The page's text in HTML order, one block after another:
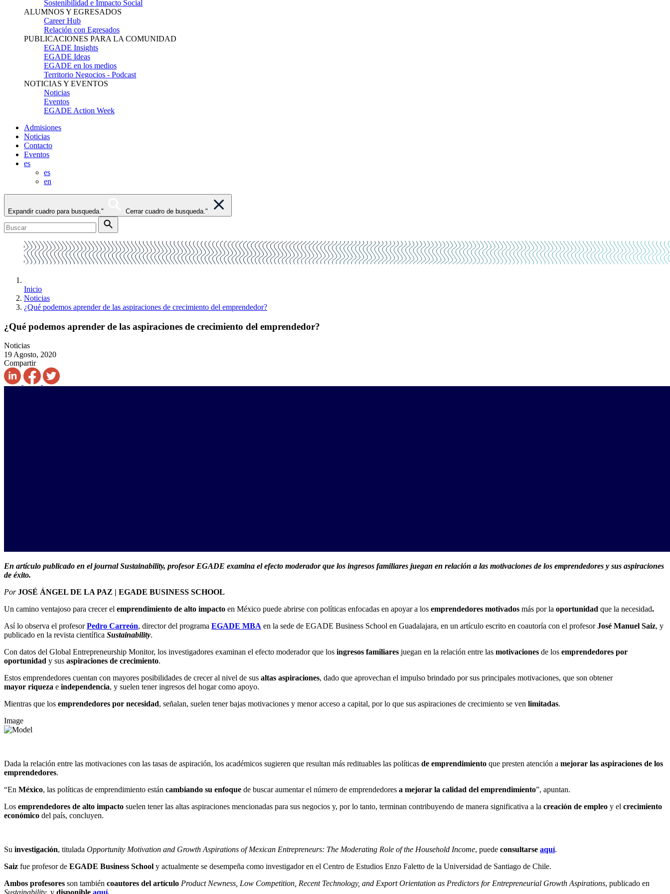
Sostenibilidad e Impacto Social
ALUMNOS Y EGRESADOS
Career Hub
Relación con Egresados
PUBLICACIONES PARA LA COMUNIDAD
EGADE Insights
EGADE Ideas
EGADE en los medios
Territorio Negocios - Podcast
NOTICIAS Y EVENTOS
Noticias
Eventos
EGADE Action Week
Admisiones
Noticias
Contacto
Eventos
es
es
en
Expandir cuadro para busqueda." Cerrar cuadro de busqueda."
Inicio
Noticias
¿Qué podemos aprender de las aspiraciones de crecimiento del emprendedor?
¿Qué podemos aprender de las aspiraciones de crecimiento del emprendedor?
Noticias
19 Agosto, 2020
Compartir
En artículo publicado en el journal Sustainability, profesor EGADE examina el efecto moderador que los ingresos familiares juegan en relación a las motivaciones de los emprendedores y sus aspiraciones
de éxito.
Por JOSÉ ÁNGEL DE LA PAZ | EGADE BUSINESS SCHOOL
Un camino ventajoso para crecer el emprendimiento de alto impacto en México puede abrirse con políticas enfocadas en apoyar a los emprendedores motivados más por la oportunidad que la necesidad.
Así lo observa el profesorPedro Carreón, director del programa EGADE MBA en la sede de EGADE Business School en Guadalajara, en un artículo escrito en coautoría con el profesorJosé Manuel Saiz, y
publicado en la revista científica Sustainability.
Con datos del Global Entrepreneurship Monitor, los investigadores examinan el efecto moderador que los ingresos familiares juegan en la relación entre las motivaciones de los emprendedores por
oportunidad y sus aspiraciones de crecimiento.
Estos emprendedores cuentan con mayores posibilidades de crecer al nivel de sus altas aspiraciones, dado que aprovechan el impulso brindado por sus principales motivaciones, que son obtener
mayor riqueza e independencia, y suelen tener ingresos del hogar como apoyo.
Mientras que los emprendedores por necesidad, señalan, suelen tener bajas motivaciones y menor acceso a capital, por lo que sus aspiraciones de crecimiento se ven limitadas.
Image
Dada la relación entre las motivaciones con las tasas de aspiración, los académicos sugieren que resultan más redituables las políticas de emprendimiento que presten atención a mejorar las aspiraciones de los
emprendedores.
“En México, las políticas de emprendimiento están cambiando su enfoque de buscar aumentar el número de emprendedores a mejorar la calidad del emprendimiento”, apuntan.
Los emprendedores de alto impacto suelen tener las altas aspiraciones mencionadas para sus negocios y, por lo tanto, terminan contribuyendo de manera significativa a la creación de empleo y el crecimiento
económico del país, concluyen.
Su investigación, titulada Opportunity Motivation and Growth Aspirations of Mexican Entrepreneurs: The Moderating Role of the Household Income, puede consultarse aquí.
Saiz fue profesor de EGADE Business School y actualmente se desempeña como investigador en el Centro de Estudios Enzo Faletto de la Universidad de Santiago de Chile.
Ambos profesores son también coautores del artículo Product Newness, Low Competition, Recent Technology, and Export Orientation as Predictors for Entrepreneurial Growth Aspirations, publicado en